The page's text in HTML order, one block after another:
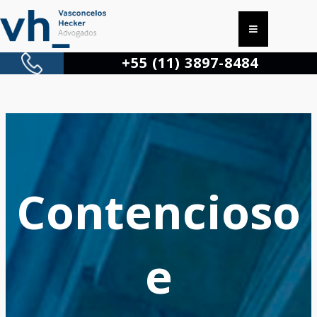
+55 (11) 3897-8484
Contencioso
e